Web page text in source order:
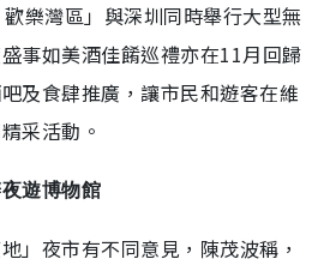
樂灣區」與深圳同時舉行大型無
事如美酒佳餚巡禮亦在11月回歸
及食肆推廣，讓市民和遊客在維
采活動。
遊博物館
」夜市有不同意見，陳茂波稱，